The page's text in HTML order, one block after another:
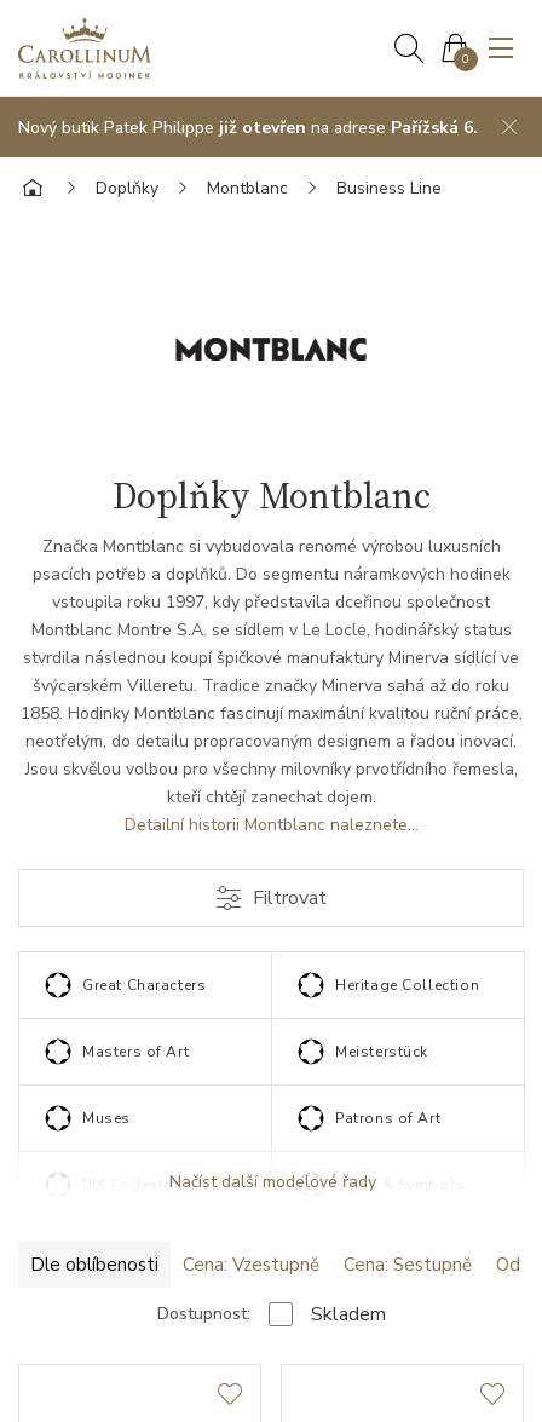
0
Nový butik Patek Philippe již otevřen na adrese Pařížská 6.
Doplňky Montblanc Business Line
Doplňky Montblanc
Značka Montblanc si vybudovala renomé výrobou luxusních
psacích potřeb a doplňků. Do segmentu náramkových hodinek
vstoupila roku 1997, kdy představila dceřinou společnost
Montblanc Montre S.A. se sídlem v Le Locle, hodinářský status
stvrdila následnou koupí špičkové manufaktury Minerva sídlící ve
švýcarském Villeretu. Tradice značky Minerva sahá až do roku
1858. Hodinky Montblanc fascinují maximální kvalitou ruční práce,
neotřelým, do detailu propracovaným designem a řadou inovací.
Jsou skvělou volbou pro všechny milovníky prvotřídního řemesla,
kteří chtějí zanechat dojem.
Detailní historii Montblanc naleznete...
Filtrovat
Great Characters Heritage Collection
Masters of Art Meisterstück
Muses Patrons of Art
PIX Collection Signs & Symbols
Načíst další modelové řady
Dle oblíbenosti Cena: Vzestupně Cena: Sestupně Od
Dostupnost: Skladem